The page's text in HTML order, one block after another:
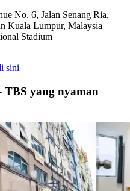
No. 6, Jalan Senang Ria,
Kuala Lumpur, Malaysia
Stadium
sini
TBS yang nyaman